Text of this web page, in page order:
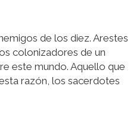
de los diez. Arestes
colonizadores de un
este mundo. Aquello que
razón, los sacerdotes